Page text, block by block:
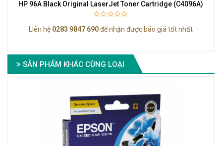
HP 96A Black Original LaserJet Toner Cartridge (C4096A)
Liên hệ 0283 9847 690để nhận được báo giá tốt nhất
SẢN PHẨM KHÁC CÙNG LOẠI